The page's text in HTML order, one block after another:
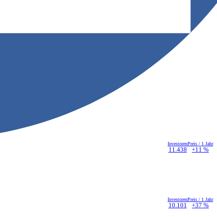
Investoren
11.438
Preis / 1 Jahr
+11 %
Investoren
10.101
Preis / 1 Jahr
+37 %